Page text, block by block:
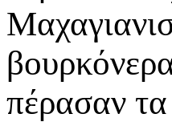
πέρασαν